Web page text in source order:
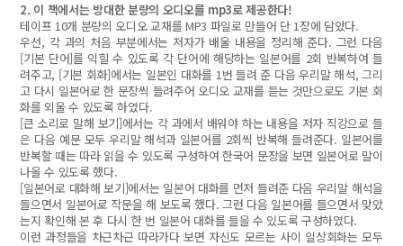
2. 이 책에서는 방대한 분량의 오디오를 mp3로 제공한다!
테이프 10개 분량의 오디오 교재를 MP3 파일로 만들어 단 1장에 담았다.
우선, 각 과의 처음 부분에서는 저자가 배울 내용을 정리해 준다. 그런 다음
[기본 단어]를 익힐 수 있도록 각 단어에 해당하는 일본어를 2회 반복하여 들
려주고, [기본 회화]에서는 일본인 대화를 1번 들려 준 다음 우리말 해석, 그리
고 다시 일본어로 한 문장씩 들려주어 오디오 교재를 듣는 것만으로도 기본 회
화를 외울 수 있도록 하였다.
[큰 소리로 말해 보기]에서는 각 과에서 배워야 하는 내용을 저자 직강으로 들
은 다음 예문 모두 우리말 해석과 일본어를 2회씩 반복해 들려준다. 일본어를
반복할 때는 따라 읽을 수 있도록 구성하여 한국어 문장을 보면 일본어로 말이
나올 수 있도록 했다.
[일본어로 대화해 보기]에서는 일본어 대화를 먼저 들려준 다음 우리말 해석을
들으면서 일본어로 작문을 해 보도록 했다. 그런 다음 일본어를 들으면서 맞았
는지 확인해 본 후 다시 한 번 일본어 대화를 들을 수 있도록 구성하였다.
이런 과정들을 차근차근 따라가다 보면 자신도 모르는 사이 일상회화는 모두